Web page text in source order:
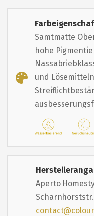
Samtmatte
hohe
und
Aperto
Scharnhorststr.